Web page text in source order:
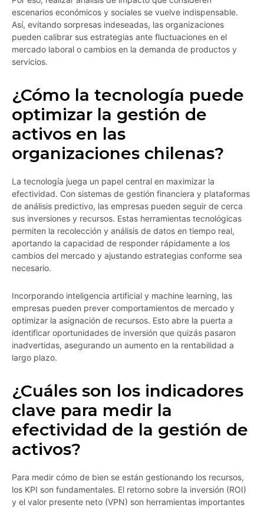
escenarios económicos y sociales se vuelve indispensable.
Así, evitando sorpresas indeseadas, las organizaciones
pueden calibrar sus estrategias ante fluctuaciones en el
mercado laboral o cambios en la demanda de productos y
servicios.
¿Cómo la tecnología puede
optimizar la gestión de
activos en las
organizaciones chilenas?
La tecnología juega un papel central en maximizar la
efectividad. Con sistemas de gestión financiera y plataformas
de análisis predictivo, las empresas pueden seguir de cerca
sus inversiones y recursos. Estas herramientas tecnológicas
permiten la recolección y análisis de datos en tiempo real,
aportando la capacidad de responder rápidamente a los
cambios del mercado y ajustando estrategias conforme sea
necesario.
Incorporando inteligencia artificial y machine learning, las
empresas pueden prever comportamientos de mercado y
optimizar la asignación de recursos. Esto abre la puerta a
identificar oportunidades de inversión que quizás pasaron
inadvertidas, asegurando un aumento en la rentabilidad a
largo plazo.
¿Cuáles son los indicadores
clave para medir la
efectividad de la gestión de
activos?
Para medir cómo de bien se están gestionando los recursos,
los KPI son fundamentales. El retorno sobre la inversión (ROI)
y el valor presente neto (VPN) son herramientas importantes